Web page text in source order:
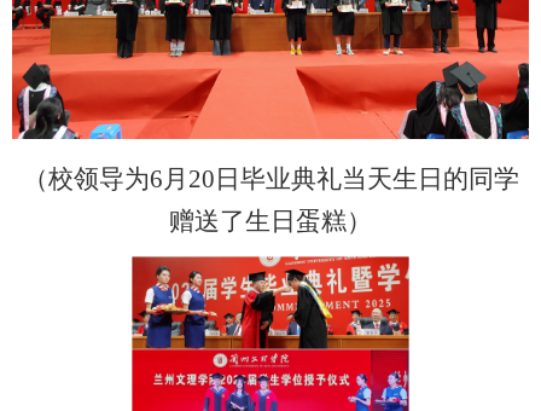
（校领导为6月20日毕业典礼当天生日的同学
赠送了生日蛋糕）